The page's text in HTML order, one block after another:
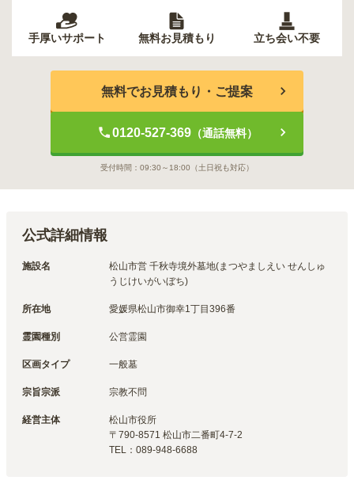
手厚いサポート 無料お見積もり 立ち会い不要
無料でお見積もり・ご提案
0120-527-369（通話無料）
受付時間： 09:30～18:00 （土日祝も対応）
公式詳細情報
施設名
松山市営 千秋寺境外墓地(まつやましえい せんしゅ
うじけいがいぼち)
所在地 愛媛県松山市御幸1丁目396番
霊園種別 公営霊園
区画タイプ 一般墓
宗旨宗派 宗教不問
経営主体 松山市役所
〒 790-8571 松山市二番町4-7-2
TEL： 089-948-6688